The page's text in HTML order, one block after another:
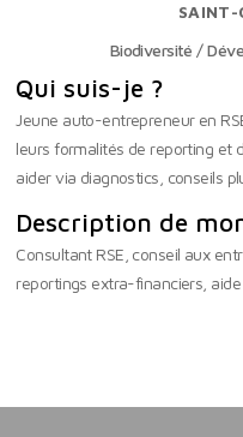
SAINT-
Biodiversité /
Qui suis-je ?
Jeune auto-entrepreneur en
leurs formalités de reporting et
aider via diagnostics, conseils
Description de
Consultant RSE, conseil aux
reportings extra-financiers, aide